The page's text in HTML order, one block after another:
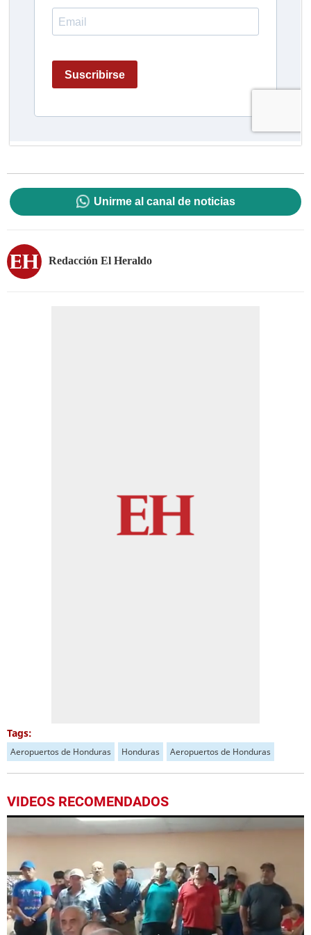
Unirme al canal de noticias
Redacción El Heraldo
Tags:
Aeropuertos de Honduras Honduras Aeropuertos de Honduras
VIDEOS RECOMENDADOS